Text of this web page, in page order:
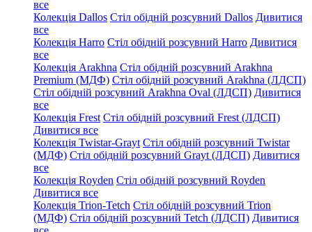
все
Колекція Dallos Стіл обідній розсувний Dallos Дивитися
все
Колекція Harro Стіл обідній розсувний Harro Дивитися
все
Колекція Arakhna Стіл обідній розсувний Arakhna
Premium (МДФ) Стіл обідній розсувний Arakhna (ЛДСП)
Стіл обідній розсувний Arakhna Oval (ЛДСП) Дивитися
все
Колекція Frest Стіл обідній розсувний Frest (ЛДСП)
Дивитися все
Колекція Twistar-Grayt Стіл обідній розсувний Twistar
(МДФ) Стіл обідній розсувний Grayt (ЛДСП) Дивитися
все
Колекція Royden Стіл обідній розсувний Royden
Дивитися все
Колекція Trion-Tetch Стіл обідній розсувний Trion
(МДФ) Стіл обідній розсувний Tetch (ЛДСП) Дивитися